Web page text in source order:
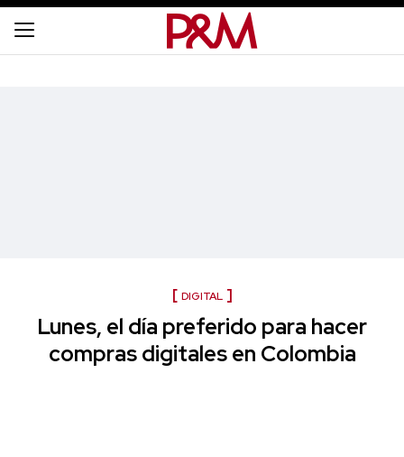
DIGITAL
Lunes, el día preferido para hacer
compras digitales en Colombia